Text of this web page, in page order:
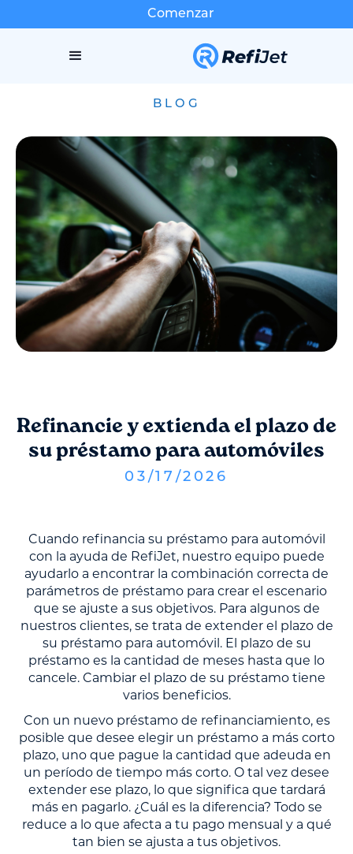
Comenzar
BLOG
Refinancie y extienda el plazo de
su préstamo para automóviles
03 /17 /2026
Cuando refinancia su préstamo para automóvil
con la ayuda de RefiJet, nuestro equipo puede
ayudarlo a encontrar la combinación correcta de
parámetros de préstamo para crear el escenario
que se ajuste a sus objetivos. Para algunos de
nuestros clientes, se trata de extender el plazo de
su préstamo para automóvil. El plazo de su
préstamo es la cantidad de meses hasta que lo
cancele. Cambiar el plazo de su préstamo tiene
varios beneficios.
Con un nuevo préstamo de refinanciamiento, es
posible que desee elegir un préstamo a más corto
plazo, uno que pague la cantidad que adeuda en
un período de tiempo más corto. O tal vez desee
extender ese plazo, lo que significa que tardará
más en pagarlo. ¿Cuál es la diferencia? Todo se
reduce a lo que afecta a tu pago mensual y a qué
tan bien se ajusta a tus objetivos.